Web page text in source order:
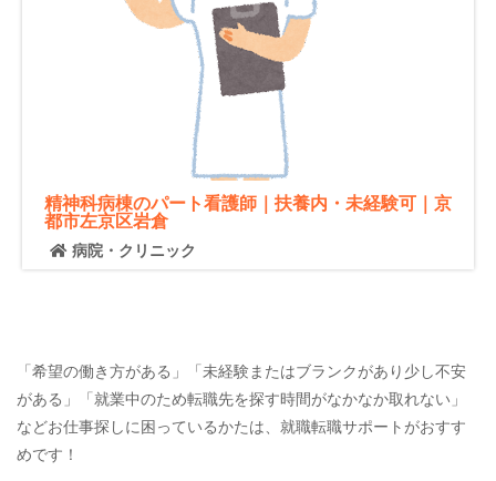
精神科病棟のパート看護師｜扶養内・未経験可｜京
都市左京区岩倉
病院・クリニック
「希望の働き方がある」「未経験またはブランクがあり少し不安
がある」「就業中のため転職先を探す時間がなかなか取れない」
などお仕事探しに困っているかたは、就職転職サポートがおすす
めです！